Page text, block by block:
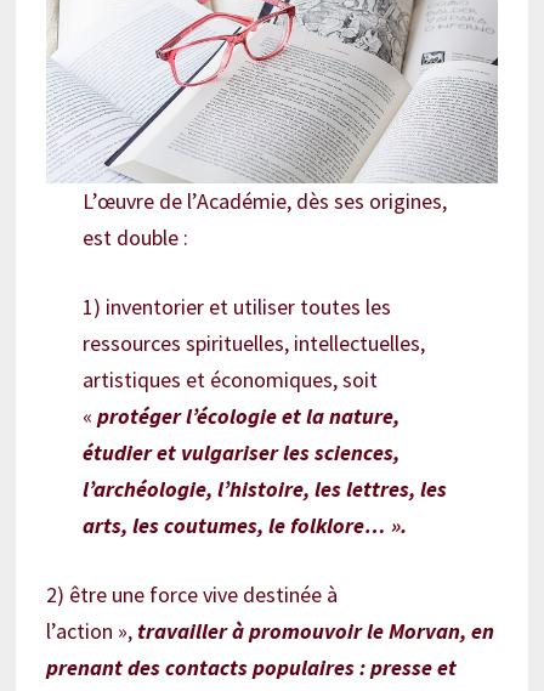
L’œuvre de l’Académie, dès ses origines,
est double :
1) inventorier et utiliser toutes les
ressources spirituelles, intellectuelles,
artistiques et économiques, soit
« protéger l’écologie et la nature,
étudier et vulgariser les sciences,
l’archéologie, l’histoire, les lettres, les
arts, les coutumes, le folklore… ».
2) être une force vive destinée à
l’action », travailler à promouvoir le Morvan, en
prenant des contacts populaires : presse et